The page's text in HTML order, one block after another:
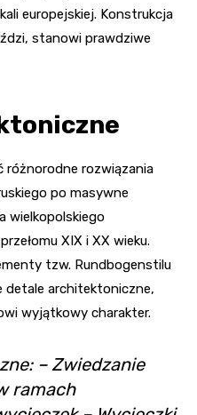
europejskiej. Konstrukcja
stanowi prawdziwe
różnorodne rozwiązania
po masywne
wielkopolskiego
XIX i XX wieku.
tzw. Rundbogenstilu
detale architektoniczne,
wyjątkowy charakter.
– Zwiedzanie
ramach